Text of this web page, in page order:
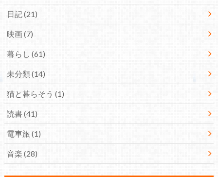
日記(21)
映画(7)
暮らし (61)
未分類(14)
猫と暮らそう (1)
読書(41)
電車旅 (1)
音楽 (28)